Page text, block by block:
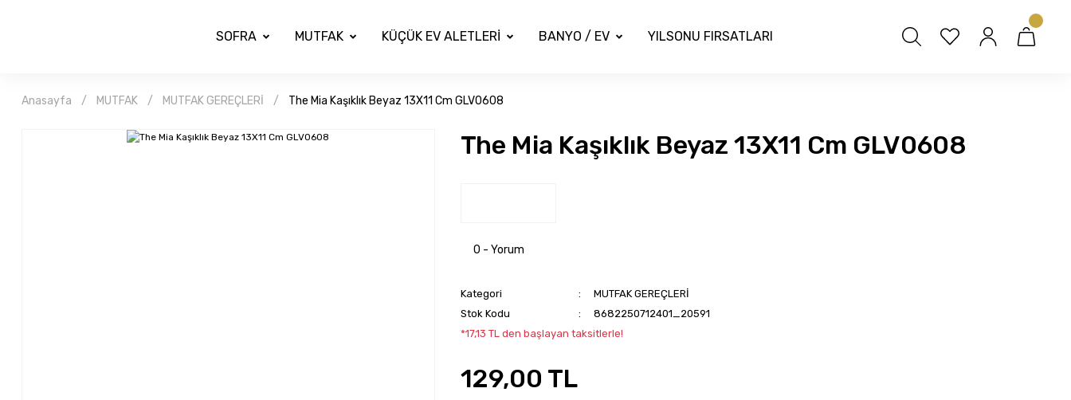
SOFRA MUTFAK KÜÇÜK EV ALETLERİ BANYO / EV YILSONU FIRSATLARI
Anasayfa MUTFAK MUTFAK GEREÇLERİ The Mia Kaşıklık Beyaz 13X11 Cm GLV0608
The Mia Kaşıklık Beyaz 13X11 Cm GLV0608
0 - Yorum
Kategori
MUTFAK GEREÇLERİ
Stok Kodu
8682250712401_20591
*17,13 TL den başlayan taksitlerle!
129,00 TL